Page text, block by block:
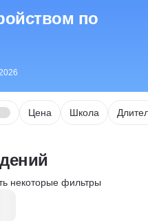
по
Цена Школа
некоторые фильтры